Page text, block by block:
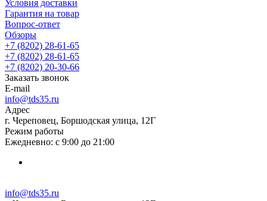
Условия доставки
Гарантия на товар
Вопрос-ответ
Обзоры
+7 (8202) 28‑61-65
+7 (8202) 28‑61-65
+7 (8202) 20‑30-66
Заказать звонок
E-mail
info@tds35.ru
Адрес
г. Череповец, Боршодская улица, 12Г
Режим работы
Ежедневно: с 9:00 до 21:00
info@tds35.ru